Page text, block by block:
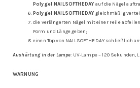
Polygel NAILSOFTHEDAYauf die Nägel
Polygel NAILSOFTHEDAY gleichmäßig
die verlängerten Nägel mit einer Feile
Form und Länge geben;
einen Top von NAILSOFTHEDAY schließlich
Aushärtung in der Lampe: UV-Lampe – 120 Sekunden,
WARNUNG